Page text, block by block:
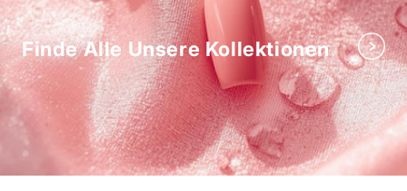
Finde Alle Unsere Kollektionen